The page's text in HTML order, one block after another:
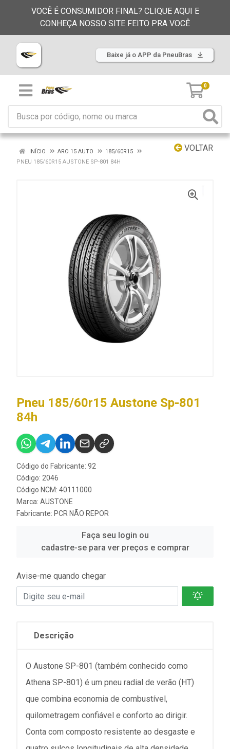
VOCÊ É CONSUMIDOR FINAL? CLIQUE AQUI E
CONHEÇA NOSSO SITE FEITO PRA VOCÊ
Baixe já o APP da PneuBras
0
VOLTAR
INÍCIO ARO 15 AUTO
185/60R15
PNEU 185/60R15 AUSTONE SP-801 84H
Pneu 185/60r15 Austone Sp-801
84h
Código do Fabricante: 92
Código: 2046
Código NCM: 40111000
Marca: AUSTONE
Fabricante: PCR NÃO REPOR
Faça seu login ou
cadastre-se para ver preços e comprar
Avise-me quando chegar
Descrição
O Austone SP-801 (também conhecido como
Athena SP-801) é um pneu radial de verão (HT)
que combina economia de combustível,
quilometragem confiável e conforto ao dirigir.
Conta com composto resistente ao desgaste e